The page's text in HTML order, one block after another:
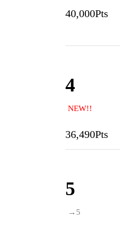
40,000Pts
4
NEW!!
36,490Pts
5
→5